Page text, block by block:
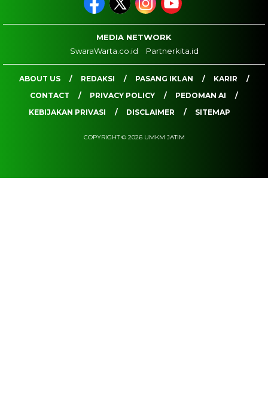
MEDIA NETWORK
SwaraWarta.co.id
Partnerkita.id
ABOUT US REDAKSI PASANG IKLAN
KARIR
CONTACT
PRIVACY POLICY
PEDOMAN AI
KEBIJAKAN PRIVASI
DISCLAIMER SITEMAP
COPYRIGHT © 2026 UMKM JATIM